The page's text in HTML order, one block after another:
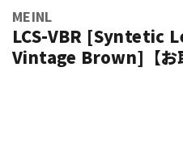
MEINL
LCS-VBR [Syntetic
Vintage Brown]【お